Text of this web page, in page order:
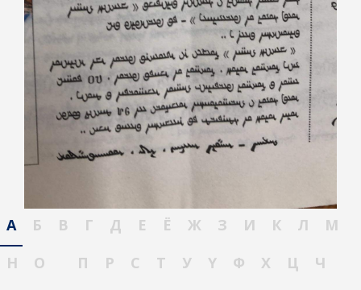
А Б В Г Д Е Ё Ж З И К Л
М
Н
О П Р С Т У Ү Ф Х Ц
Ч